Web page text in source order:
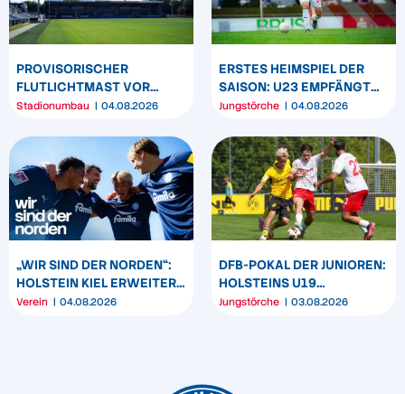
PROVISORISCHER
FLUTLICHTMAST VOR
WESTTRIBÜNE WIRD
Stadionumbau 04.08.2026
ERSTES HEIMSPIEL DER
SAISON: U23 EMPFÄNGT
HEIDER SV
Jungstörche 04.08.2026
„WIR SIND DER NORDEN“:
HOLSTEIN KIEL ERWEITERT
SEIN MARKENBILD
Verein 04.08.2026
DFB-POKAL DER JUNIOREN:
HOLSTEINS U19
TRIUMPHIERT IN
Jungstörche 03.08.2026